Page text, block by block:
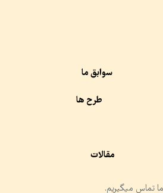
سوابق ما
طرح ها
مقالات
تماس میگیریم.